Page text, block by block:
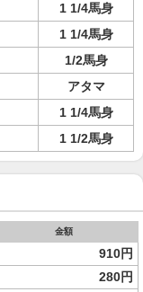
1 1/4馬身
1 1/4馬身
1/2馬身
アタマ
1 1/4馬身
1 1/2馬身
金額
910円
280円